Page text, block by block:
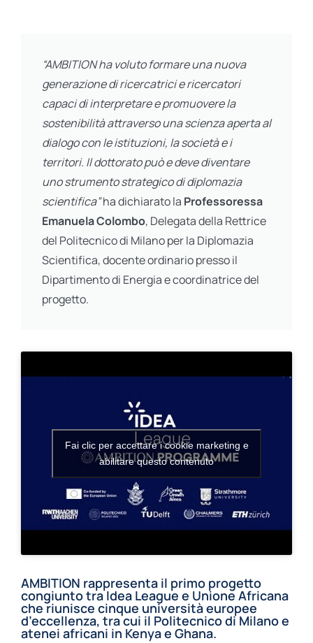
“AMBITION ha voluto formare una nuova
generazione di ricercatrici e ricercatori
capaci di interpretare e promuovere la
sostenibilità attraverso una scienza aperta al
dialogo con le istituzioni, la società e i
territori. Il dottorato può e deve diventare
uno strumento strategico di diplomazia
scientifica”ha dichiarato la Professoressa
Emanuela Colombo, Delegata della Rettrice
del Politecnico di Milano per la Diplomazia
Scientifica, docente ordinario presso il
Dipartimento di Energia e coordinatrice del
progetto.
Fai clic per accettare i cookie marketing e
abilitare questo contenuto
AMBITION rappresenta il primo progetto
congiunto tra Idea League e Unione Africana
che riunisce cinque università europee
d’eccellenza, tra cui il Politecnico di Milano e
atenei africani in Kenya e Ghana.